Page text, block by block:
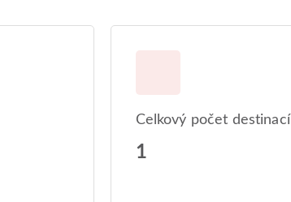
Celkový počet destinací
1